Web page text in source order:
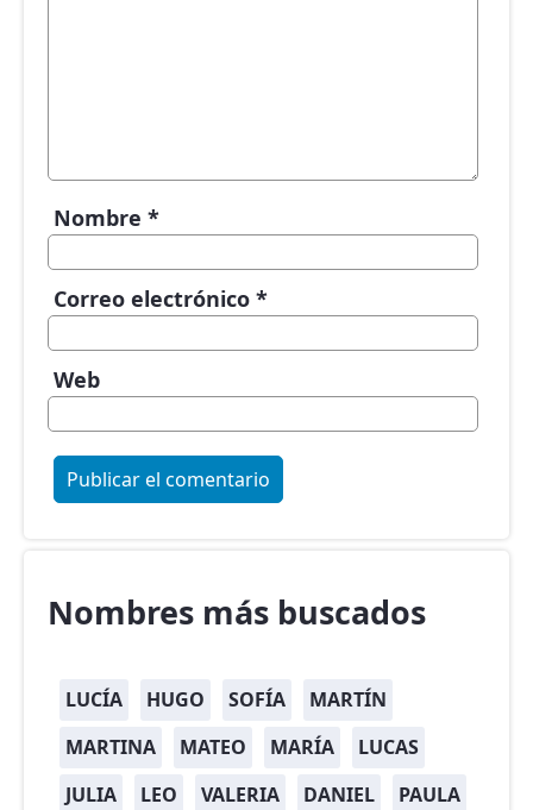
Nombre *
Correo electrónico *
Web
Nombres más buscados
LUCÍA HUGO SOFÍA
MARTÍN
MARTINA
MATEO MARÍA
LUCAS
JULIA
LEO VALERIA DANIEL
PAULA